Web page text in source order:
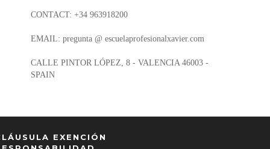
CONTACT: +34 963918200
EMAIL: pregunta @ escuelaprofesionalxavier.com
CALLE PINTOR LÓPEZ, 8 - VALENCIA 46003 -
SPAIN
EXENCIÓN